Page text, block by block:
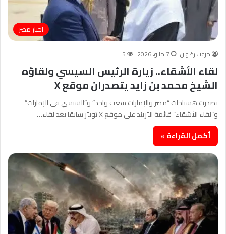
اخبار مصر
مرفت رضوان 7 مايو، 2026 5
لقاء الأشقاء.. زيارة الرئيس السيسي ولقاؤه
الشيخ محمد بن زايد يتصدران موقع X
تصدرت هشتاجات “مصر والإمارات شعب واحد” و”السيسي في الإمارات”
و”لقاء الأشقاء” قائمة التريند على موقع X تويتر سابقا بعد لقاء…
أكمل القراءة »